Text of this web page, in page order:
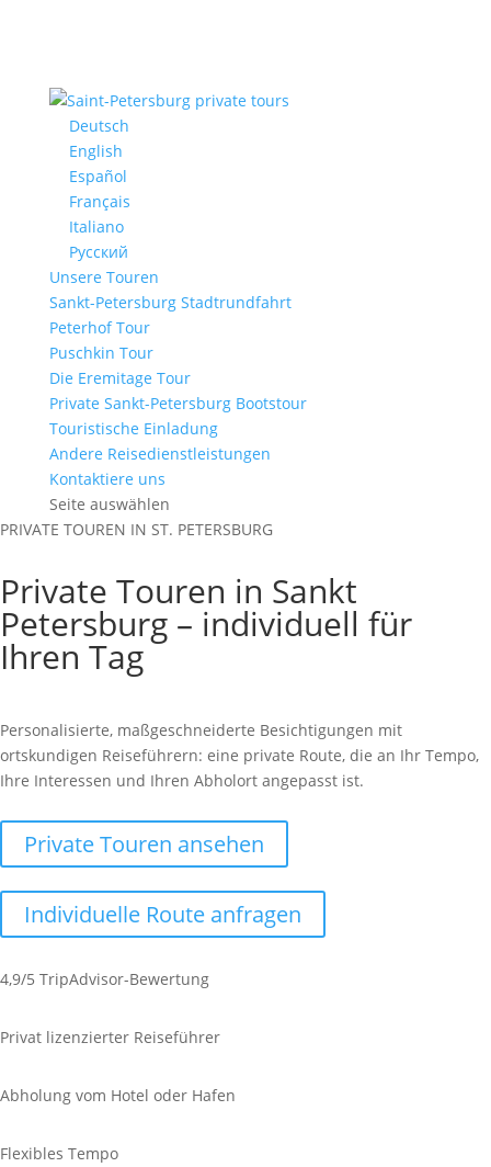
Deutsch
English
Español
Français
Italiano
Русский
Unsere Touren
Sankt-Petersburg Stadtrundfahrt
Peterhof Tour
Puschkin Tour
Die Eremitage Tour
Private Sankt-Petersburg Bootstour
Touristische Einladung
Andere Reisedienstleistungen
Kontaktiere uns
Seite auswählen
PRIVATE TOUREN IN ST. PETERSBURG
Private Touren in Sankt
Petersburg – individuell für
Ihren Tag
Personalisierte, maßgeschneiderte Besichtigungen mit
ortskundigen Reiseführern: eine private Route, die an Ihr Tempo,
Ihre Interessen und Ihren Abholort angepasst ist.
Private Touren ansehen
Individuelle Route anfragen
4,9/5 TripAdvisor-Bewertung
Privat lizenzierter Reiseführer
Abholung vom Hotel oder Hafen
Flexibles Tempo